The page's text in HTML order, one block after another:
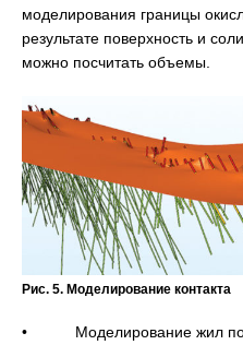
моделирования границы
результате поверхность и
можно посчитать объемы.
Рис. 5. Моделирование контакта
• Моделирование жил